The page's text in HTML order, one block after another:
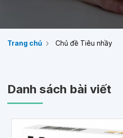
Trang chủ Chủ đề Tiêu nhầy
Danh sách bài viết